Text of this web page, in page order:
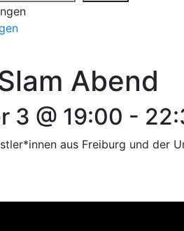
Abend
3 @ 19:00 -
aus Freiburg und